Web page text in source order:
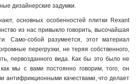
дизайнерские задумки.
основных особенностей плитки Rexant
из нас привыкло говорить, высочайшая
Само-собой разумеется, этот материал
перегрузки, не теряя собственного,
первозданного вида. Как бы это было не
мы с вами постоянно говорим, того, он
антифрикционными качествами, что делает